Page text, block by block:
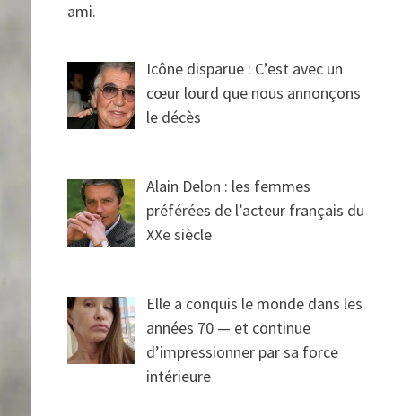
ami.
Icône disparue : C’est avec un
cœur lourd que nous annonçons
le décès
Alain Delon : les femmes
préférées de l’acteur français du
XXe siècle
Elle a conquis le monde dans les
années 70 — et continue
d’impressionner par sa force
intérieure